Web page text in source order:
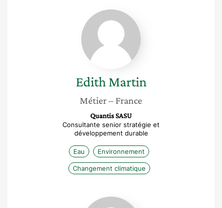
Edith
Martin
Edith Martin
Métier– France
Quantis SASU
Consultante senior stratégie et
développement durable
Eau Environnement
Changement climatique
Améline